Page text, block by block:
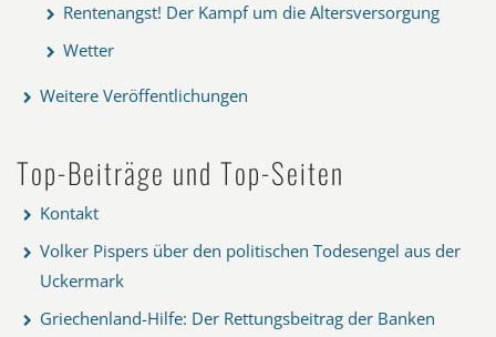
Rentenangst! Der Kampf um die Altersversorgung
Wetter
Weitere Veröffentlichungen
Top-Beiträge und Top-Seiten
Kontakt
Volker Pispers über den politischen Todesengel aus der
Uckermark
Griechenland-Hilfe: Der Rettungsbeitrag der Banken